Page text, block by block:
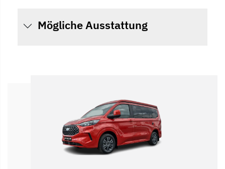
Mögliche Ausstattung